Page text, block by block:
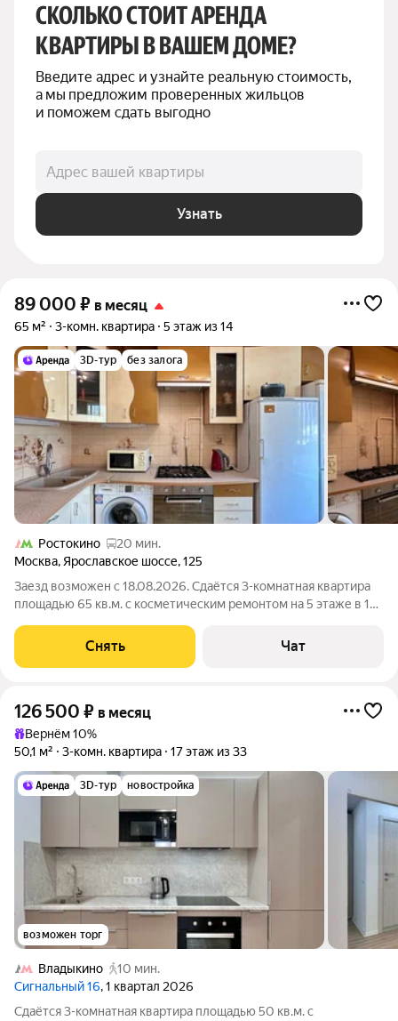
СКОЛЬКО СТОИТ АРЕНДА
КВАРТИРЫ В ВАШЕМ ДОМЕ?
Введите адрес и узнайте реальную стоимость,
а мы предложим проверенных жильцов
и поможем сдать выгодно
Адрес вашей квартиры
Узнать
89 000 ₽ в месяц
65 м² 3-комн. квартира 5 этаж из 14
3D-тур без залога
Ростокино
20 мин.
Москва, Ярославское шоссе,125
Заезд возможен с 18.08.2026. Сдаётся 3-комнатная квартира
площадью 65 кв.м. с косметическим ремонтом на 5 этаже в 14-
Посудомоечная машина
Снять Чат
126 500 ₽ в месяц
Вернём 10%
50,1 м²
3-комн. квартира 17 этаж из 33
3D-тур новостройка
возможен торг
Владыкино
10 мин.
Сигнальный 16, 1 квартал 2026
Сдаётся 3-комнатная квартира площадью 50 кв.м. с